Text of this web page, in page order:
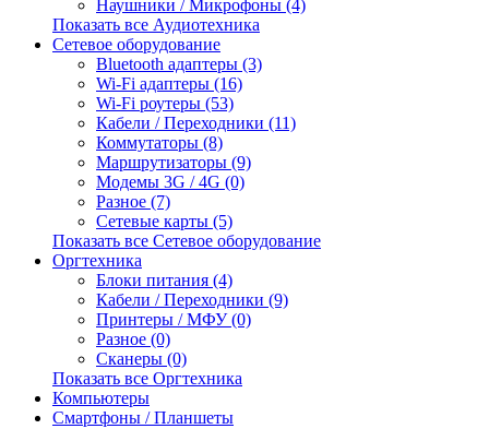
Наушники / Микрофоны (4)
Показать все Аудиотехника
Сетевое оборудование
Bluetooth адаптеры (3)
Wi-Fi адаптеры (16)
Wi-Fi роутеры (53)
Кабели / Переходники (11)
Коммутаторы (8)
Маршрутизаторы (9)
Модемы 3G / 4G (0)
Разное (7)
Сетевые карты (5)
Показать все Сетевое оборудование
Оргтехника
Блоки питания (4)
Кабели / Переходники (9)
Принтеры / МФУ (0)
Разное (0)
Сканеры (0)
Показать все Оргтехника
Компьютеры
Смартфоны / Планшеты